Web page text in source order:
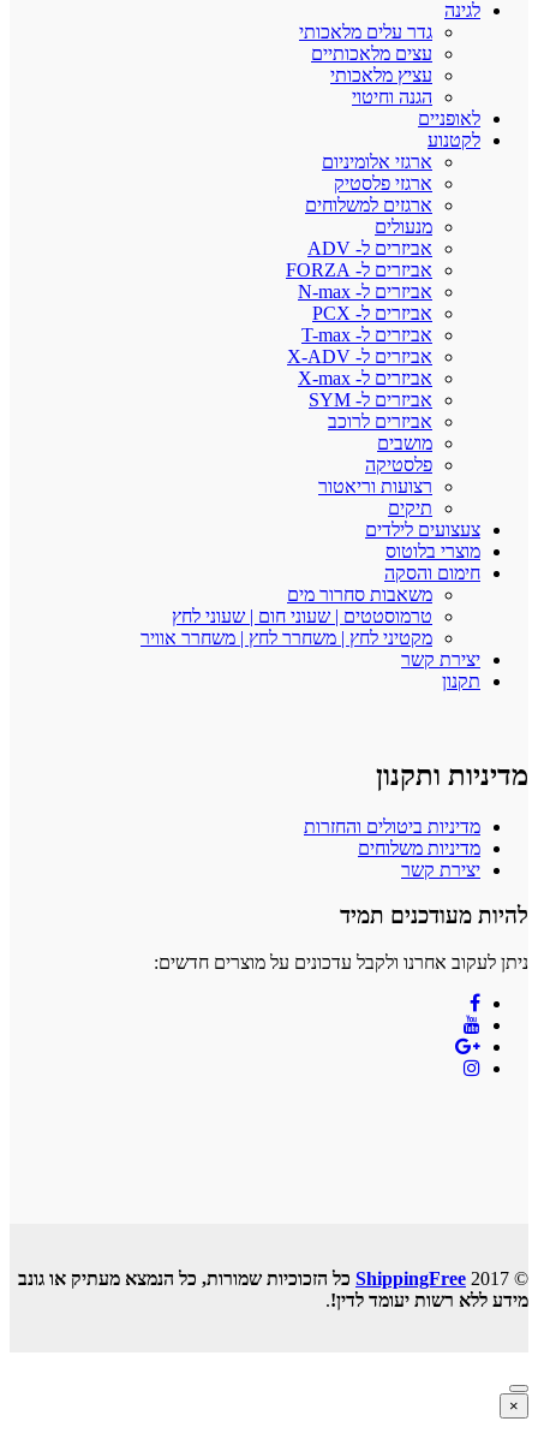
גדר עלים מלאכותי
עצים מלאכותיים
עציץ מלאכותי
הגנה וחיטוי
ארגזי אלומיניום
ארגזי פלסטיק
ארגזים למשלוחים
אביזרים ל- ADV
אביזרים ל- FORZA
אביזרים ל- N-max
אביזרים ל- PCX
אביזרים ל- T-max
אביזרים ל- X-ADV
אביזרים ל- X-max
אביזרים ל- SYM
אביזרים לרוכב
פלסטיקה
רצועות וריאטור
לילדים
בלוטוס
והסקה
משאבות סחרור מים
טרמוסטטים | שעוני חום | שעוני לחץ
מקטיני לחץ | משחרר לחץ | משחרר אוויר
קשר
ותקנון
ביטולים והחזרות
משלוחים
קשר
תמיד
אחרנו ולקבל עדכונים על מוצרים חדשים:
כל הזכוכיות שמורות, כל הנמצא מעתיק או גונב
יעומד לדין!.